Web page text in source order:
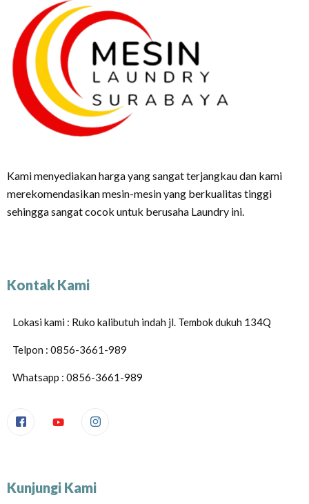
Kami menyediakan harga yang sangat terjangkau dan kami
merekomendasikan mesin-mesin yang berkualitas tinggi
sehingga sangat cocok untuk berusaha Laundry ini.
Kontak Kami
Lokasi kami : Ruko kalibutuh indah jl. Tembok dukuh 134Q
Telpon : 0856-3661-989
Whatsapp : 0856-3661-989
Kunjungi Kami